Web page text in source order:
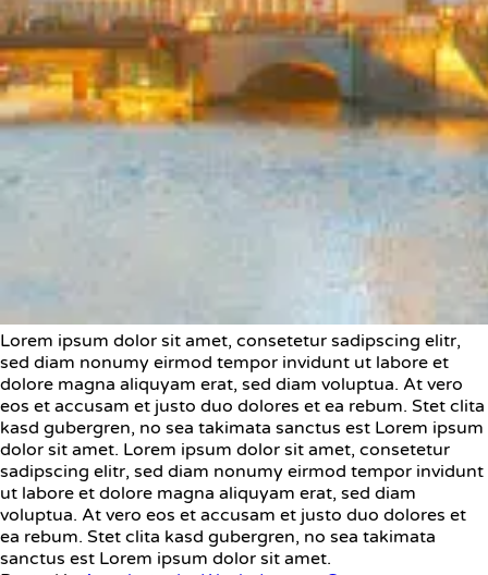
Lorem ipsum dolor sit amet, consetetur sadipscing elitr,
sed diam nonumy eirmod tempor invidunt ut labore et
dolore magna aliquyam erat, sed diam voluptua. At vero
eos et accusam et justo duo dolores et ea rebum. Stet clita
kasd gubergren, no sea takimata sanctus est Lorem ipsum
dolor sit amet. Lorem ipsum dolor sit amet, consetetur
sadipscing elitr, sed diam nonumy eirmod tempor invidunt
ut labore et dolore magna aliquyam erat, sed diam
voluptua. At vero eos et accusam et justo duo dolores et
ea rebum. Stet clita kasd gubergren, no sea takimata
sanctus est Lorem ipsum dolor sit amet.